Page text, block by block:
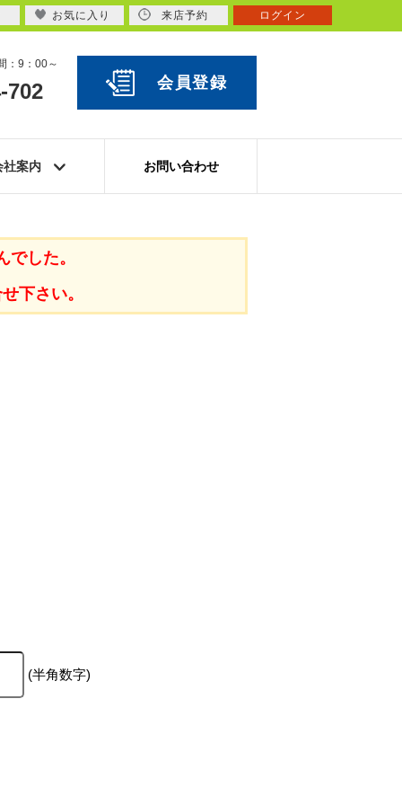
：9：00～
702 会員登録
社案内 お問い合わせ
した。
下さい。
(半角数字)
お気に入り 来店予約 ログイン